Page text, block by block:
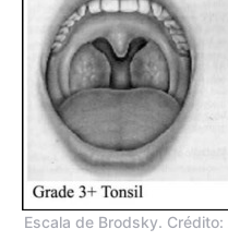
Escala de Brodsky. Crédito: